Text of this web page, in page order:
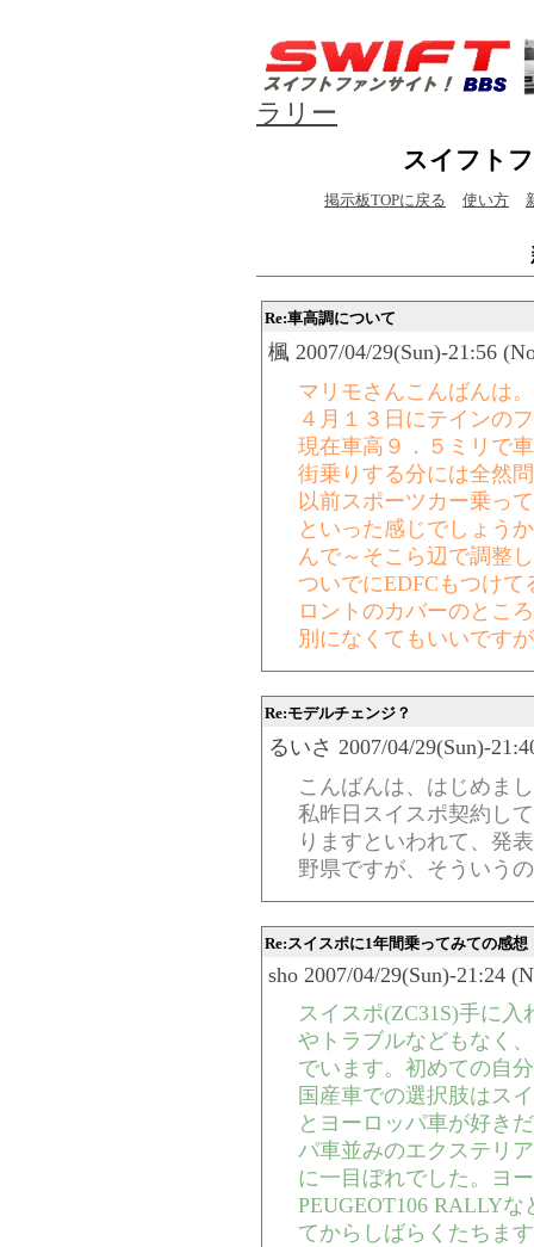
ラリー
スイフト
掲示板TOPに戻る 使い方
Re:車高調について
楓 2007/04/29(Sun)-21:56
マリモさんこんばんは。
４月１３日にテインの
現在車高９．５ミリで
街乗りする分には全然
以前スポーツカー乗っ
といった感じでしょう
んで～そこら辺で調整
ついでにEDFCもつけ
ロントのカバーのとこ
別になくてもいいです
Re:モデルチェンジ？
るいさ 2007/04/29(Sun)-
こんばんは、はじめま
私昨日スイスポ契約し
りますといわれて、発
野県ですが、そういう
Re:スイスポに1年間乗ってみての感想
sho 2007/04/29(Sun)-21:24
スイスポ(ZC31S)手に
やトラブルなどもなく
でいます。初めての自
国産車での選択肢はス
とヨーロッパ車が好き
パ車並みのエクステリ
に一目ぼれでした。ヨ
PEUGEOT106 RALLY
てからしばらくたちま